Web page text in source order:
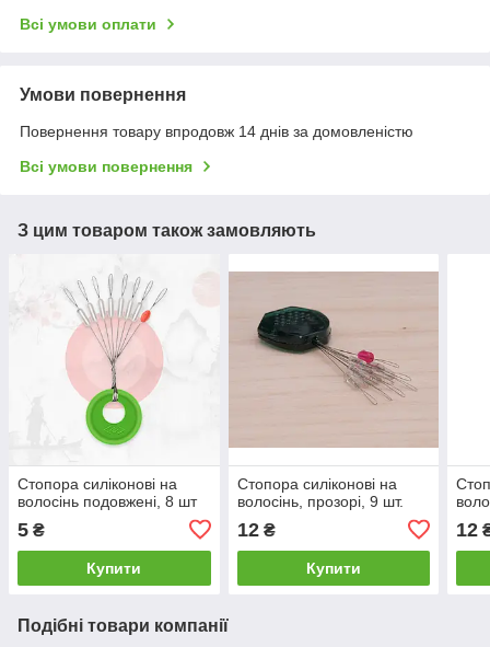
Всі умови оплати
Умови повернення
Повернення товару впродовж 14 днів за домовленістю
Всі умови повернення
З цим товаром також замовляють
Стопора силіконові на
волосінь подовжені, 8 шт
5 ₴
Купити
Стопора силіконові на
волосінь, прозорі, 9 шт.
12₴
Купити
12
Подібні товари компанії